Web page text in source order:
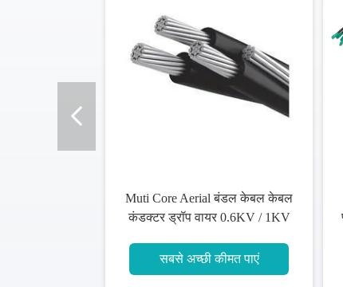
एल्यूमीनियम मिश्र धातु एरियल बंडल
केबल / 600V पीई इन्सुलेशन 4 करोड़
सबसे अच्छी कीमत पाएं